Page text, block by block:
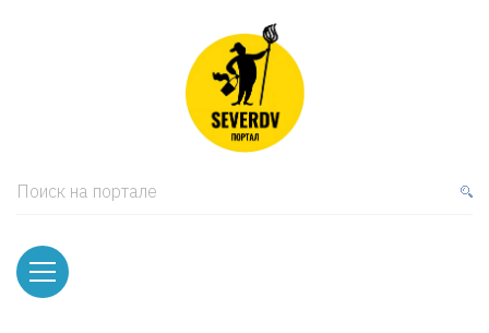
Поиск на портале
и тумбы